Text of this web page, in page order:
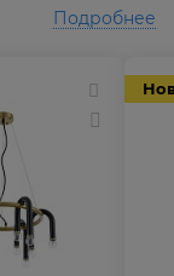
Подробнее